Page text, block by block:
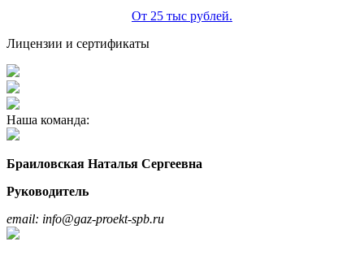
От 25 тыс рублей.
Лицензии и сертификаты
Наша команда:
Браиловская Наталья Сергеевна
Руководитель
email: info@gaz-proekt-spb.ru